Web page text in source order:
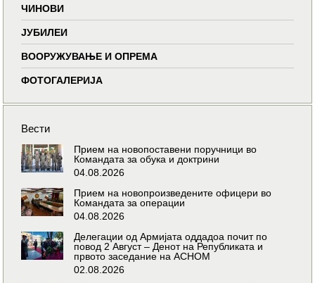
ЧИНОВИ
ЈУБИЛЕИ
ВООРУЖУВАЊЕ И ОПРЕМА
ФОТОГАЛЕРИЈА
Вести
Прием на новопоставени поручници во
Командата за обука и доктрини
04.08.2026
Прием на новопроизведените офицери во
Командата за операции
04.08.2026
Делегации од Армијата оддадоа почит по
повод 2 Август – Денот на Републиката и
првото заседание на АСНОМ
02.08.2026